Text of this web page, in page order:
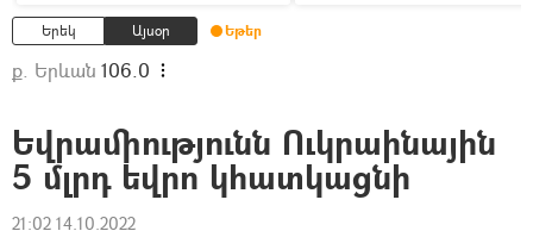
Երեկ Այսօր Եթեր
ք. Երևան 106.0
Եվրամիությունն Ուկրաինային
5 մլրդ եվրո կհատկացնի
21:02 14.10.2022